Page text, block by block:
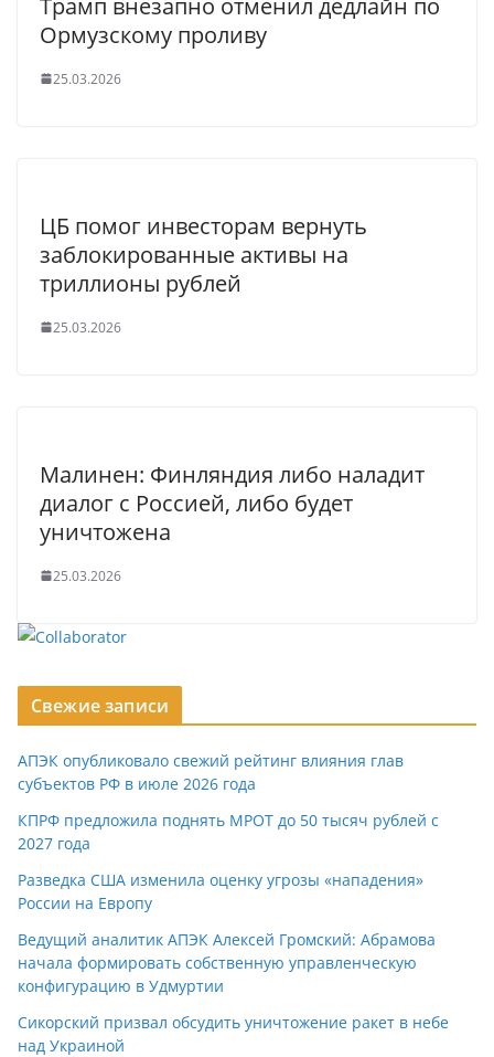
Трамп внезапно отменил дедлайн по
Ормузскому проливу
25.03.2026
ЦБ помог инвесторам вернуть
заблокированные активы на
триллионы рублей
25.03.2026
Малинен: Финляндия либо наладит
диалог с Россией, либо будет
уничтожена
25.03.2026
Свежие записи
АПЭК опубликовало свежий рейтинг влияния глав
субъектов РФ в июле 2026 года
КПРФ предложила поднять МРОТ до 50 тысяч рублей с
2027 года
Разведка США изменила оценку угрозы «нападения»
России на Европу
Ведущий аналитик АПЭК Алексей Громский: Абрамова
начала формировать собственную управленческую
конфигурацию в Удмуртии
Сикорский призвал обсудить уничтожение ракет в небе
над Украиной